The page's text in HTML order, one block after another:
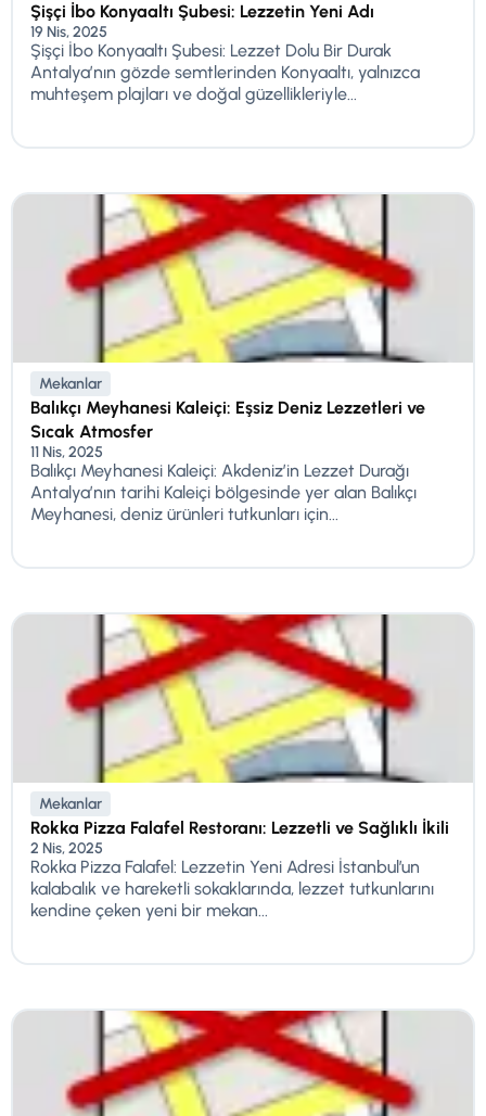
Şişçi İbo Konyaaltı Şubesi: Lezzetin Yeni Adı
19 Nis, 2025
Şişçi İbo Konyaaltı Şubesi: Lezzet Dolu Bir Durak
Antalya’nın gözde semtlerinden Konyaaltı, yalnızca
muhteşem plajları ve doğal güzellikleriyle...
Mekanlar
Balıkçı Meyhanesi Kaleiçi: Eşsiz Deniz Lezzetleri ve
Sıcak Atmosfer
11 Nis, 2025
Balıkçı Meyhanesi Kaleiçi: Akdeniz’in Lezzet Durağı
Antalya’nın tarihi Kaleiçi bölgesinde yer alan Balıkçı
Meyhanesi, deniz ürünleri tutkunları için...
Mekanlar
Rokka Pizza Falafel Restoranı: Lezzetli ve Sağlıklı İkili
2 Nis, 2025
Rokka Pizza Falafel: Lezzetin Yeni Adresi İstanbul’un
kalabalık ve hareketli sokaklarında, lezzet tutkunlarını
kendine çeken yeni bir mekan...